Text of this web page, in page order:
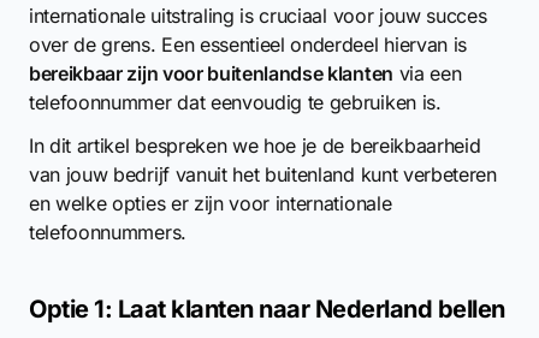
internationale uitstraling is cruciaal voor jouw succes
over de grens. Een essentieel onderdeel hiervan is
bereikbaar zijn voor buitenlandse klanten via een
telefoonnummer dat eenvoudig te gebruiken is.
In dit artikel bespreken we hoe je de bereikbaarheid
van jouw bedrijf vanuit het buitenland kunt verbeteren
en welke opties er zijn voor internationale
telefoonnummers.
Optie 1: Laat klanten naar Nederland bellen